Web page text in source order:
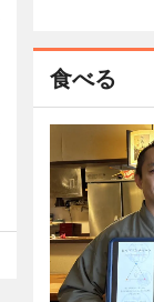
食べる